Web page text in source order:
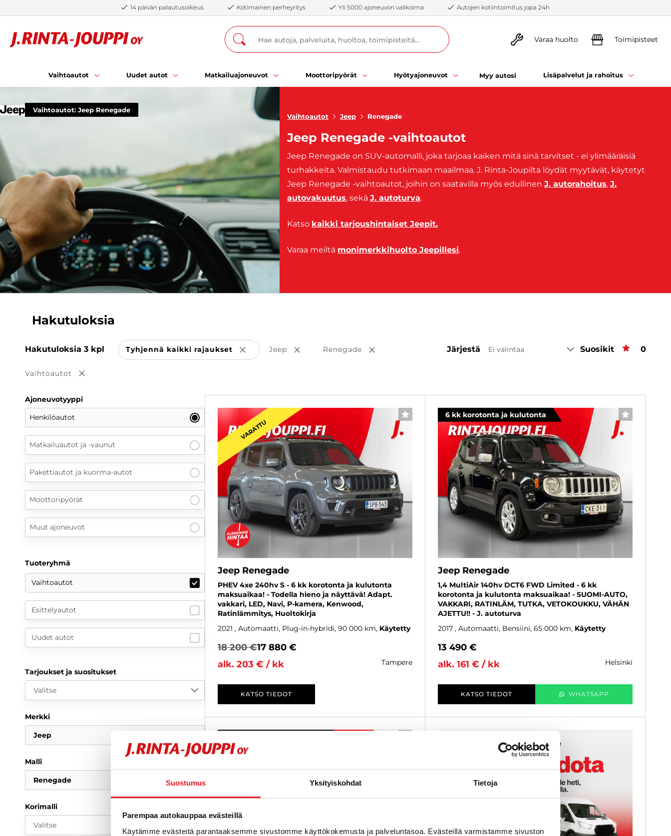
Suostumus Yksityiskohdat Tietoja
Parempaa autokauppaa evästeillä
Käytämme evästeitä parantaaksemme sivustomme käyttökokemusta ja palveluntasoa. Evästeillä varmistamme sivuston
14 päivän palautusoikeus Kotimainen perheyritys Yli 5000 ajoneuvon valikoima Autojen kotiintoimitus jopa 24h
Varaa huolto Toimipisteet
Vaihtoautot Uudet autot Matkailuajoneuvot Moottoripyörät Hyötyajoneuvot Myy autosi Lisäpalvelut ja rahoitus
Vaihtoautot: Jeep Renegade
Vaihtoautot
Jeep Renegade
Jeep Renegade -vaihtoautot
Jeep Renegade on SUV-automalli, joka tarjoaa kaiken mitä sinä tarvitset - ei ylimääräisiä
turhakkeita. Valmistaudu tutkimaan maailmaa. J. Rinta-Joupilta löydät myytävät, käytetyt
Jeep Renegade -vaihtoautot, joihin on saatavilla myös edullinen J. autorahoitus, J.
autovakuutus, sekä J. autoturva.
Katso kaikki tarjoushintaiset Jeepit.
Varaa meiltä monimerkkihuolto Jeepillesi.
Hakutuloksia
Hakutuloksia 3 kpl Tyhjennä kaikki rajaukset Poista valinta
Jeep Poista valinta
Renegade Poista valinta
Vaihtoautot Poista valinta
Järjestä Ei valintaa Suosikit 0
Ajoneuvotyyppi
Henkilöautot
Matkailuautot ja -vaunut
Pakettiautot ja kuorma-autot
Moottoripyörät
Muut ajoneuvot
Tuoteryhmä
Vaihtoautot
Esittelyautot
Uudet autot
Tarjoukset ja suositukset
Valitse
Merkki
Jeep
Malli
Renegade
Korimalli
Valitse
VARATTU
SUOSIKKI
Jeep Renegade
PHEV 4xe 240hv S - 6 kk korotonta ja kulutonta
maksuaikaa! - Todella hieno ja näyttävä! Adapt.
vakkari, LED, Navi, P-kamera, Kenwood,
Ratinlämmitys, Huoltokirja
2021 , Automaatti, Plug-in-hybridi, 90 000 km Käytetty
18 200 €17 880 €
alk. 203 € / kk
tampere
KATSO TIEDOT
6 kk korotonta ja kulutonta SUOSIKKI
Jeep Renegade
1,4 MultiAir 140hv DCT6 FWD Limited - 6 kk
korotonta ja kulutonta maksuaikaa! - SUOMI-AUTO,
VAKKARI, RATINLÄM, TUTKA, VETOKOUKKU, VÄHÄN
AJETTU!! - J. autoturva
2017 , Automaatti, Bensiini, 65 000 km Käytetty
13 490 €
alk. 161 € / kk
helsinki
KATSO TIEDOT WHATSAPP